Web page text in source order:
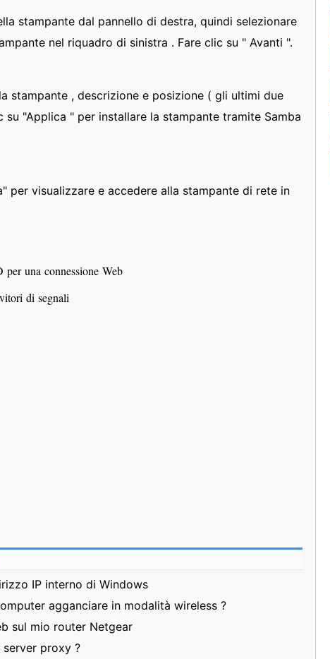
stampante dal pannello di destra, quindi selezionare
nel riquadro di sinistra . Fare clic su " Avanti ".
stampante , descrizione e posizione ( gli ultimi due
su "Applica " per installare la stampante tramite Samba
per visualizzare e accedere alla stampante di rete in
una connessione Web
di segnali
IP interno di Windows
agganciare in modalità wireless ?
sul mio router Netgear
proxy ?